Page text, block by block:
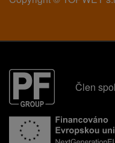
Člen